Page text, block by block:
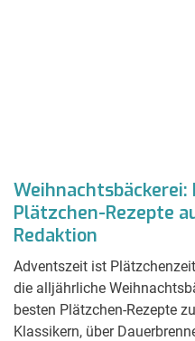
Weihnachtsbäckerei:
Plätzchen-Rezepte
Redaktion
Adventszeit ist
die alljährliche
besten Plätzchen-Rezepte
Klassikern, über